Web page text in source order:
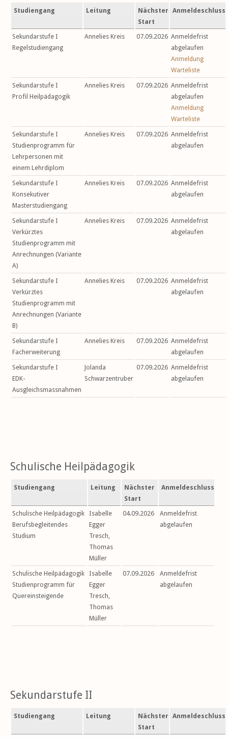
Studiengang Leitung
Nächster
Start
Anmeldeschluss
Sekundarstufe I
Regelstudiengang
Annelies Kreis 07.09.2026 Anmeldefrist
abgelaufen
Anmeldung
Warteliste
Sekundarstufe I
Profil Heilpädagogik
Annelies Kreis 07.09.2026 Anmeldefrist
abgelaufen
Anmeldung
Warteliste
Sekundarstufe I
Studienprogramm für
Lehrpersonen mit
einem Lehrdiplom
Annelies Kreis 07.09.2026 Anmeldefrist
abgelaufen
Sekundarstufe I
Konsekutiver
Masterstudiengang
Annelies Kreis 07.09.2026 Anmeldefrist
abgelaufen
Sekundarstufe I
Verkürztes
Studienprogramm mit
Anrechnungen (Variante
A)
Annelies Kreis 07.09.2026 Anmeldefrist
abgelaufen
Sekundarstufe I
Verkürztes
Studienprogramm mit
Anrechnungen (Variante
B)
Annelies Kreis 07.09.2026 Anmeldefrist
abgelaufen
Sekundarstufe I
Facherweiterung
Annelies Kreis 07.09.2026 Anmeldefrist
abgelaufen
Sekundarstufe I
EDK-
Ausgleichsmassnahmen
Jolanda
Schwarzentruber
07.09.2026 Anmeldefrist
abgelaufen
Schulische Heilpädagogik
Studiengang Leitung
Nächster
Start
Anmeldeschluss
Schulische Heilpädagogik
Berufsbegleitendes
Studium
Isabelle
Egger
Tresch,
Thomas
Müller
04.09.2026
Anmeldefrist
abgelaufen
Schulische Heilpädagogik
Studienprogramm für
Quereinsteigende
Isabelle
Egger
Tresch,
Thomas
Müller
07.09.2026
Anmeldefrist
abgelaufen
Sekundarstufe II
Studiengang Leitung
Nächster
Start
Anmeldeschluss